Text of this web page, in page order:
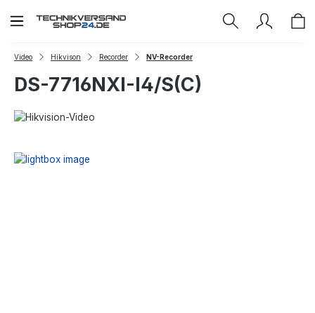
Zum Hauptinhalt springen
Video Hikvison Recorder NV-Recorder
DS-7716NXI-I4/S(C)